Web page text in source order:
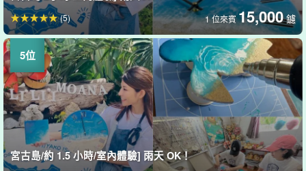
1 位來賓15,000 鑢
(5)
宮古島/約 1.5 小時/室內體驗] 雨天 OK！